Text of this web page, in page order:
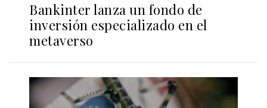
Bankinter lanza un fondo de
inversión especializado en el
metaverso